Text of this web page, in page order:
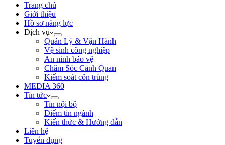
Trang chủ
Giới thiệu
Hồ sơ năng lực
Dịch vụ
Quản Lý & Vận Hành
Vệ sinh công nghiệp
An ninh bảo vệ
Chăm Sóc Cảnh Quan
Kiểm soát côn trùng
MEDIA 360
Tin tức
Tin nội bộ
Điểm tin ngành
Kiến thức & Hướng dẫn
Liên hệ
Tuyển dụng